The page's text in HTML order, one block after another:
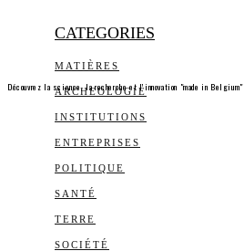
CATEGORIES
MATIÈRES
ARCHEOLOGIE
INSTITUTIONS
ENTREPRISES
POLITIQUE
SANTÉ
TERRE
SOCIÉTÉ
Découvrez la science, la recherche et l’innovation "made in Belgium"